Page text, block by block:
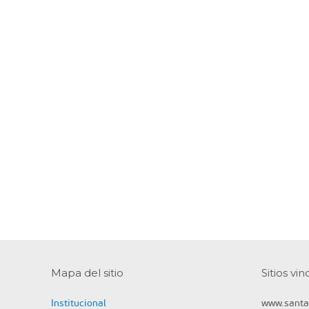
Mapa del sitio
Institucional
Sitios